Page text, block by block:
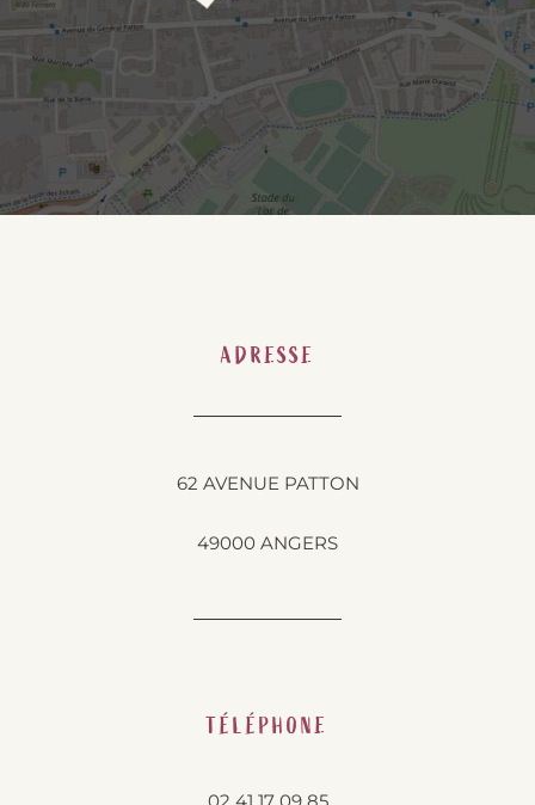
ADRESSE
62 AVENUE PATTON
49000 ANGERS
TÉLÉPHONE